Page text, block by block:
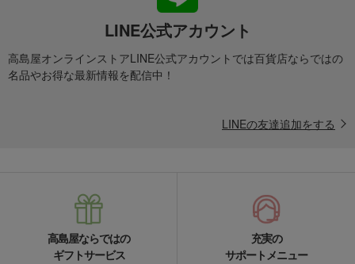
LINE公式アカウント
高島屋オンラインストアLINE公式アカウントでは百貨店ならではの
名品やお得な最新情報を配信中！
LINEの友達追加をする
高島屋ならではの
ギフトサービス
充実の
サポートメニュー